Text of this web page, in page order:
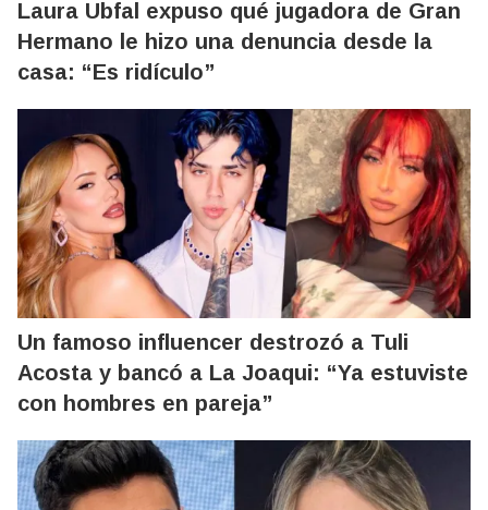
Laura Ubfal expuso qué jugadora de Gran
Hermano le hizo una denuncia desde la
casa: “Es ridículo”
Un famoso influencer destrozó a Tuli
Acosta y bancó a La Joaqui: “Ya estuviste
con hombres en pareja”